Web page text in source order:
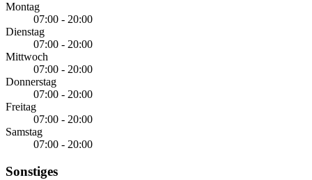
Montag
07:00 - 20:00
Dienstag
07:00 - 20:00
Mittwoch
07:00 - 20:00
Donnerstag
07:00 - 20:00
Freitag
07:00 - 20:00
Samstag
07:00 - 20:00
Sonstiges